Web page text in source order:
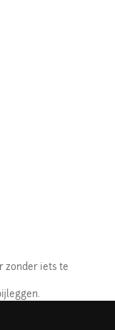
zonder iets te
vertrouwen,
van elkaar te